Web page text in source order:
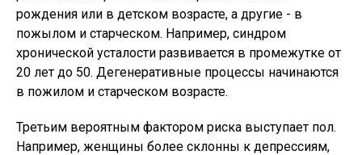
рождения или в детском возрасте, а другие - в
пожылом и старческом. Например, синдром
хронической усталости развивается в промежутке от
20 лет до 50. Дегенеративные процессы начинаются
в пожилом и старческом возрасте.
Третьим вероятным фактором риска выступает пол.
Например, женщины более склонны к депрессиям,